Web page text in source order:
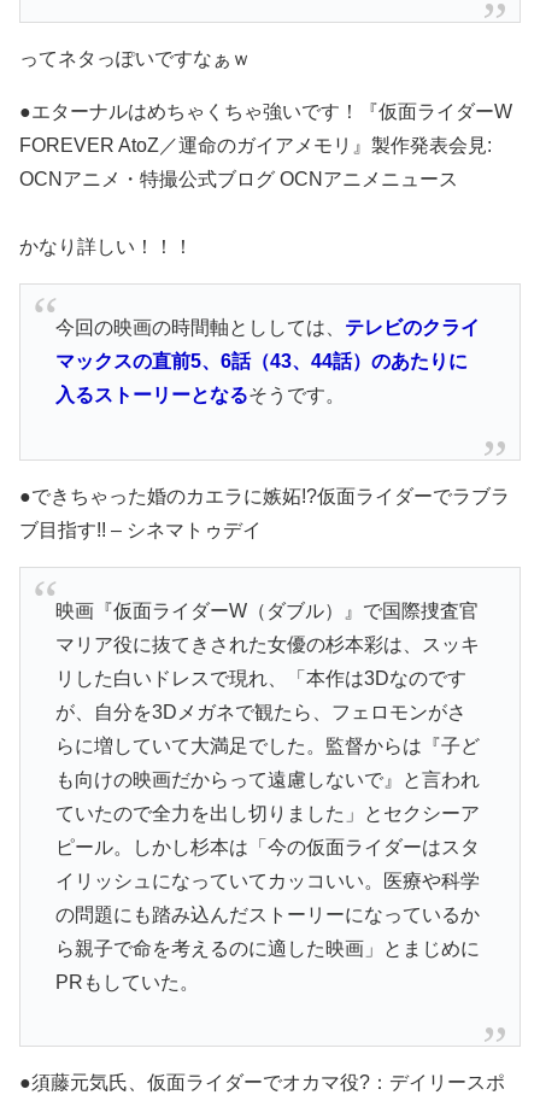
ってネタっぽいですなぁｗ
●エターナルはめちゃくちゃ強いです！『仮面ライダーW
FOREVER AtoZ／運命のガイアメモリ』製作発表会見:
OCNアニメ・特撮公式ブログ OCNアニメニュース
かなり詳しい！！！
今回の映画の時間軸とししては、 テレビのクライ
マックスの直前5、6話（43、44話）のあたりに
入るストーリーとなるそうです。
●できちゃった婚のカエラに嫉妬!?仮面ライダーでラブラ
ブ目指す!! – シネマトゥデイ
映画『仮面ライダーW（ダブル）』で国際捜査官
マリア役に抜てきされた女優の杉本彩は、スッキ
リした白いドレスで現れ、「本作は3Dなのです
が、自分を3Dメガネで観たら、フェロモンがさ
らに増していて大満足でした。監督からは『子ど
も向けの映画だからって遠慮しないで』と言われ
ていたので全力を出し切りました」とセクシーア
ピール。しかし杉本は「今の仮面ライダーはスタ
イリッシュになっていてカッコいい。医療や科学
の問題にも踏み込んだストーリーになっているか
ら親子で命を考えるのに適した映画」とまじめに
PRもしていた。
●須藤元気氏、仮面ライダーでオカマ役?：デイリースポ